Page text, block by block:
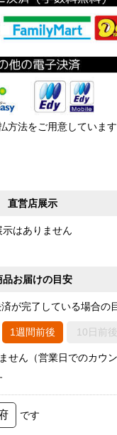
方法をご用意しています
直営店展示
はありません
品お届けの目安
が完了している場合の
1週間前後 10日前後
せん（営業日でのカウン
です